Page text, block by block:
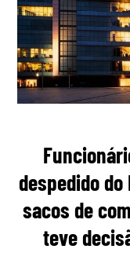
despedido
sacos de
teve